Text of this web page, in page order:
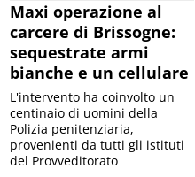
Maxi operazione al
carcere di Brissogne:
sequestrate armi
bianche e un cellulare
L'intervento ha coinvolto un
centinaio di uomini della
Polizia penitenziaria,
provenienti da tutti gli istituti
del Provveditorato